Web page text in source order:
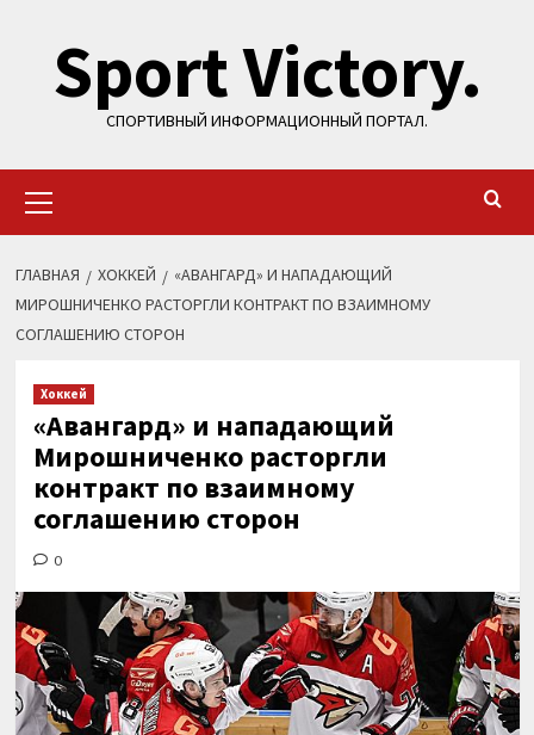
содержимому
Sport Victory.
СПОРТИВНЫЙ ИНФОРМАЦИОННЫЙ ПОРТАЛ.
меню
ГЛАВНАЯ ХОККЕЙ
«АВАНГАРД» И НАПАДАЮЩИЙ
МИРОШНИЧЕНКО РАСТОРГЛИ КОНТРАКТ ПО ВЗАИМНОМУ
СОГЛАШЕНИЮ СТОРОН
Хоккей
«Авангард» и нападающий
Мирошниченко расторгли
контракт по взаимному
соглашению сторон
0